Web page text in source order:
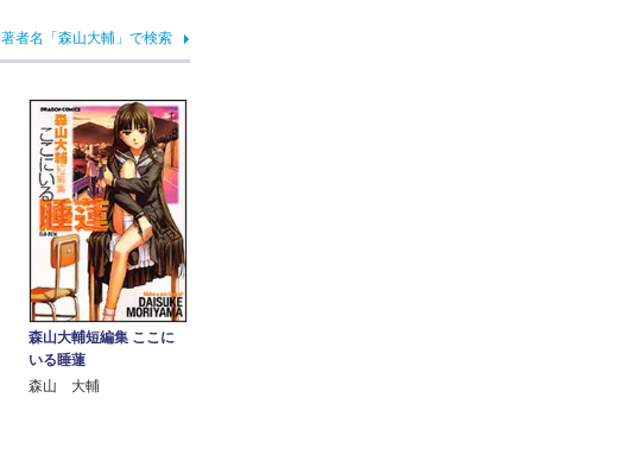
著者名「森山大輔」で検索
森山大輔短編集 ここに
いる睡蓮
森山 大輔